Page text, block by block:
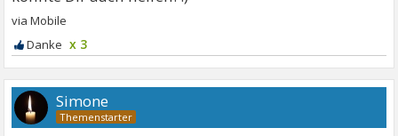
x 3
Simone